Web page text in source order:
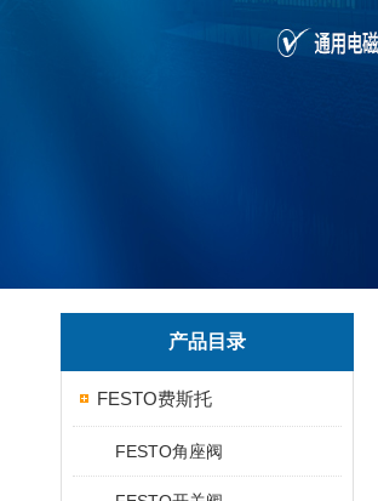
产品目录
FESTO费斯托
FESTO角座阀